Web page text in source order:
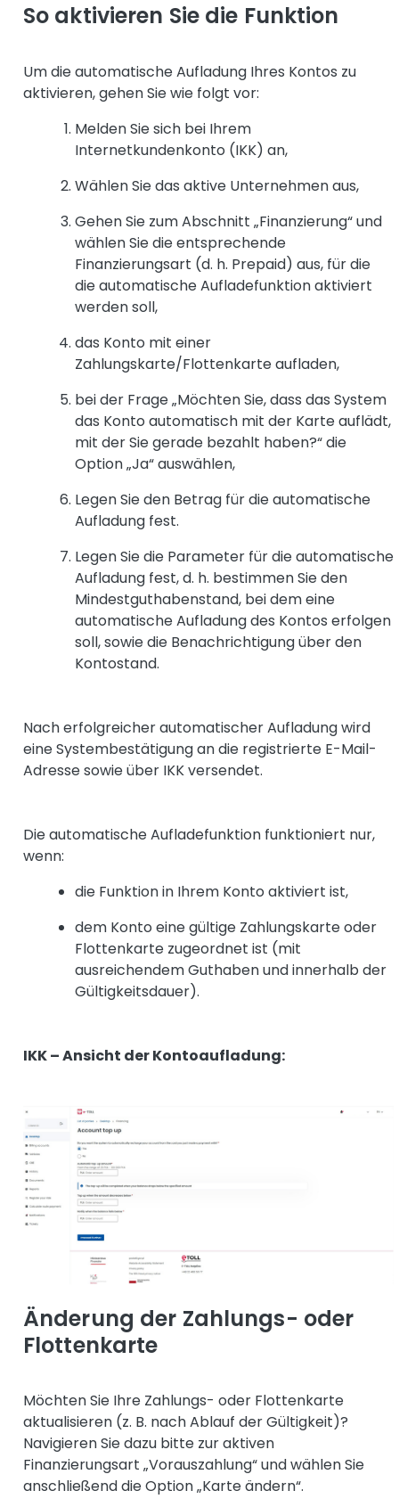
So aktivieren Sie die Funktion
Um die automatische Aufladung Ihres Kontos zu
aktivieren, gehen Sie wie folgt vor:
Melden Sie sich bei Ihrem
Internetkundenkonto (IKK) an,
Wählen Sie das aktive Unternehmen aus,
Gehen Sie zum Abschnitt „Finanzierung“ und
wählen Sie die entsprechende
Finanzierungsart (d. h. Prepaid) aus, für die
die automatische Aufladefunktion aktiviert
werden soll,
das Konto mit einer
Zahlungskarte/Flottenkarte aufladen,
bei der Frage „Möchten Sie, dass das System
das Konto automatisch mit der Karte auflädt,
mit der Sie gerade bezahlt haben?“ die
Option „Ja“ auswählen,
Legen Sie den Betrag für die automatische
Aufladung fest.
Legen Sie die Parameter für die automatische
Aufladung fest, d. h. bestimmen Sie den
Mindestguthabenstand, bei dem eine
automatische Aufladung des Kontos erfolgen
soll, sowie die Benachrichtigung über den
Kontostand.
Nach erfolgreicher automatischer Aufladung wird
eine Systembestätigung an die registrierte E-Mail-
Adresse sowie über IKK versendet.
Die automatische Aufladefunktion funktioniert nur,
wenn:
die Funktion in Ihrem Konto aktiviert ist,
dem Konto eine gültige Zahlungskarte oder
Flottenkarte zugeordnet ist (mit
ausreichendem Guthaben und innerhalb der
Gültigkeitsdauer).
IKK – Ansicht der Kontoaufladung:
Änderung der Zahlungs- oder
Flottenkarte
Möchten Sie Ihre Zahlungs- oder Flottenkarte
aktualisieren (z. B. nach Ablauf der Gültigkeit)?
Navigieren Sie dazu bitte zur aktiven
Finanzierungsart „Vorauszahlung“ und wählen Sie
anschließend die Option „Karte ändern“.